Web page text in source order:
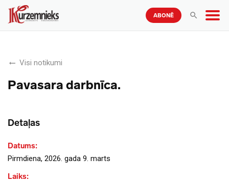
ABONĒ
Visi notikumi
Pavasara darbnīca.
Detaļas
Datums:
Pirmdiena, 2026. gada 9. marts
Laiks: